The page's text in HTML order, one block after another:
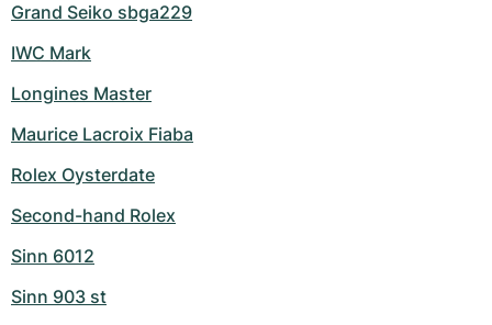
Grand Seiko sbga229
IWC Mark
Longines Master
Maurice Lacroix Fiaba
Rolex Oysterdate
Second-hand Rolex
Sinn 6012
Sinn 903 st